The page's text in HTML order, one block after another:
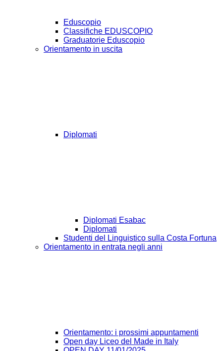
Eduscopio
Classifiche EDUSCOPIO
Graduatorie Eduscopio
Orientamento in uscita
Diplomati
Diplomati Esabac
Diplomati
Studenti del Linguistico sulla Costa Fortuna
Orientamento in entrata negli anni
Orientamento: i prossimi appuntamenti
Open day Liceo del Made in Italy